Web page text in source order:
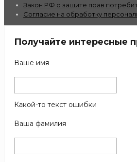
Закон РФ о защите прав
Согласие на обработку
Получайте интересные
Ваше имя
Какой-то текст ошибки
Ваша фамилия